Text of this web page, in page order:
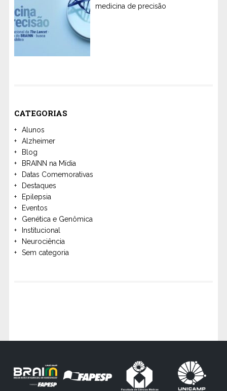
medicina de precisão
CATEGORIAS
Alunos
Alzheimer
Blog
BRAINN na Mídia
Datas Comemorativas
Destaques
Epilepsia
Eventos
Genética e Genômica
Institucional
Neurociência
Sem categoria